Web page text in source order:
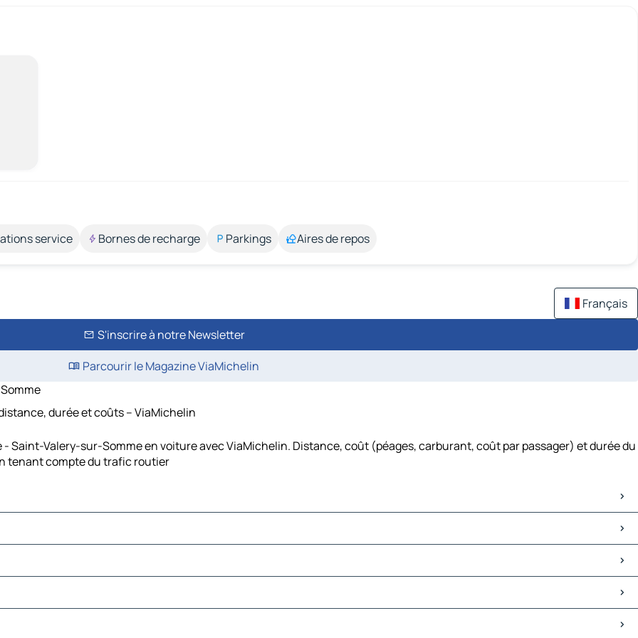
service Bornes de recharge Parkings Aires de repos
Français
S'inscrire à notre Newsletter
Parcourir le Magazine ViaMichelin
durée et coûts – ViaMichelin
Valery-sur-Somme en voiture avec ViaMichelin. Distance, coût (péages, carburant, coût par passager) et durée du
tenant compte du trafic routier